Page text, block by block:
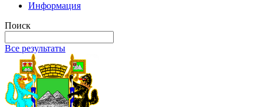
Информация
Поиск
Все результаты